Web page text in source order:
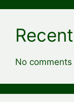
No